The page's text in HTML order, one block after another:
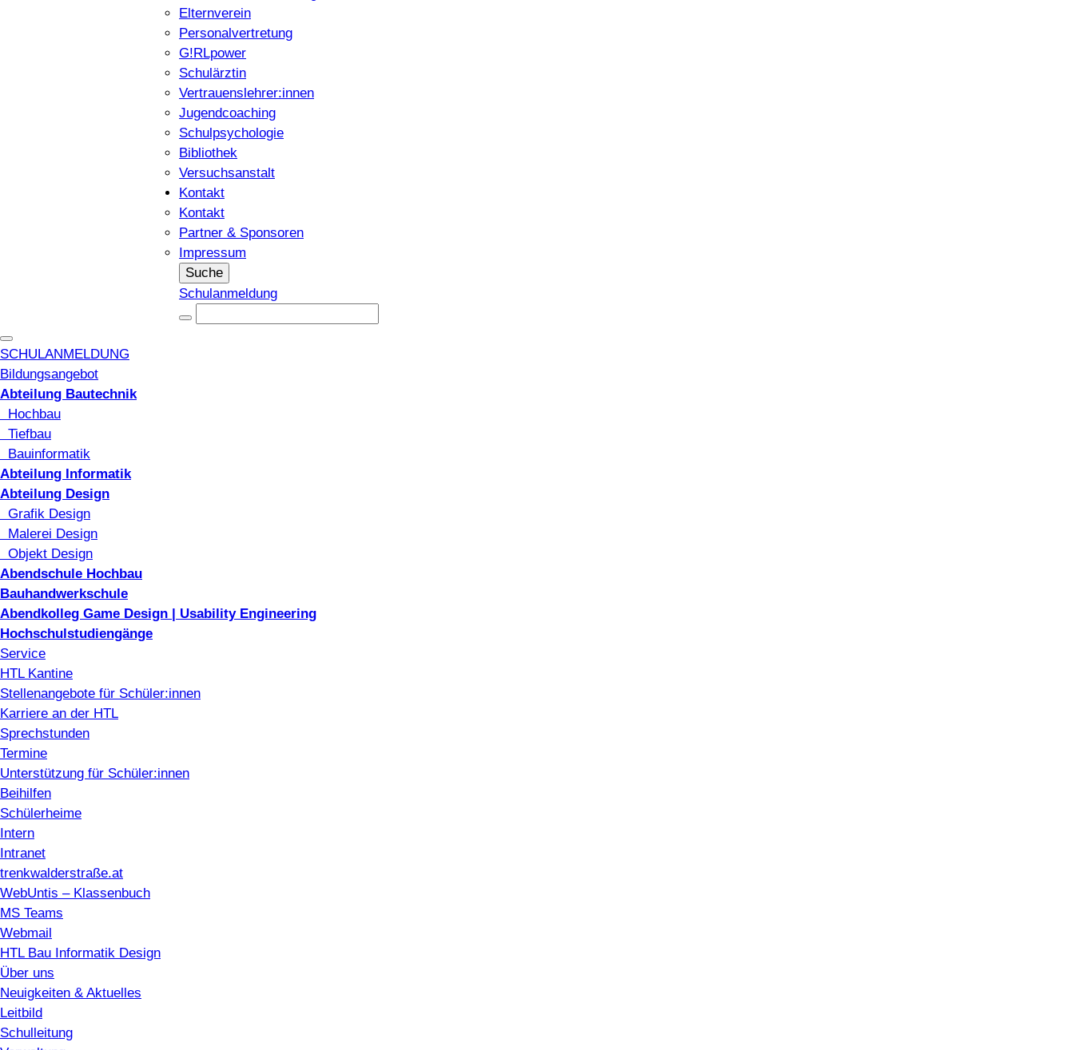
Elternverein
Personalvertretung
G!RLpower
Schulärztin
Vertrauenslehrer:innen
Jugendcoaching
Schulpsychologie
Bibliothek
Versuchsanstalt
Kontakt
Kontakt
Partner & Sponsoren
Impressum
Suche
Schulanmeldung
SCHULANMELDUNG
Bildungsangebot
Abteilung Bautechnik
Hochbau
Tiefbau
Bauinformatik
Abteilung Informatik
Abteilung Design
Grafik Design
Malerei Design
Objekt Design
Abendschule Hochbau
Bauhandwerkschule
Abendkolleg Game Design | Usability Engineering
Hochschulstudiengänge
Service
HTL Kantine
Stellenangebote für Schüler:innen
Karriere an der HTL
Sprechstunden
Termine
Unterstützung für Schüler:innen
Beihilfen
Schülerheime
Intern
Intranet
trenkwalderstraße.at
WebUntis – Klassenbuch
MS Teams
Webmail
HTL Bau Informatik Design
Über uns
Neuigkeiten & Aktuelles
Leitbild
Schulleitung